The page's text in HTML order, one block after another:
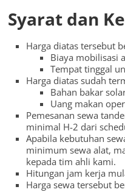
Syarat dan
Harga diatas tersebut
Biaya mobilisasi
Tempat tinggal
Harga diatas sudah
Bahan bakar
Uang makan
Pemesanan sewa
minimal H-2 dari
Apabila kebutuhan
minimum sewa alat,
kepada tim ahli kami.
Hitungan jam kerja
Harga sewa tersebut